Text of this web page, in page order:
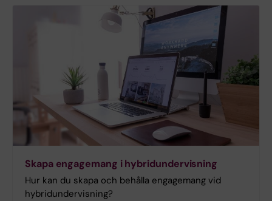
Skapa engagemang i hybridundervisning
Hur kan du skapa och behålla engagemang vid
hybridundervisning?